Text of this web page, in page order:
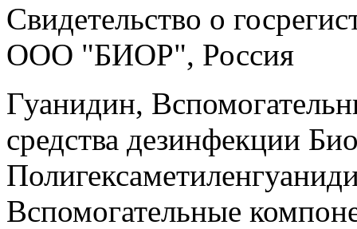
Свидетельство о
ООО "БИОР", Россия
Гуанидин,
средства дезинфекции
Вспомогательные